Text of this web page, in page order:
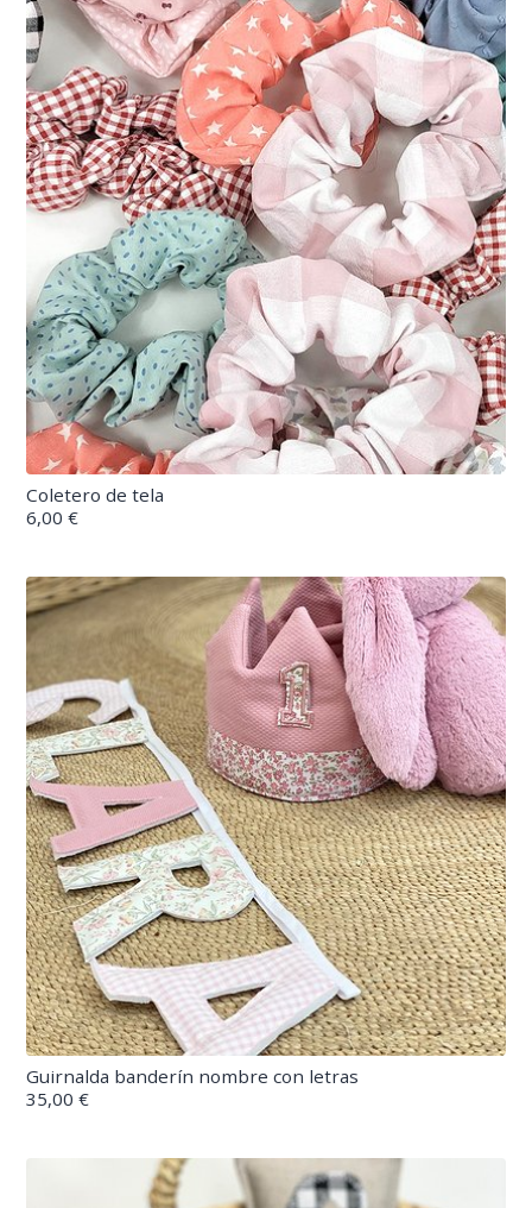
Coletero de tela
6,00 €
Guirnalda banderín nombre con letras
35,00 €